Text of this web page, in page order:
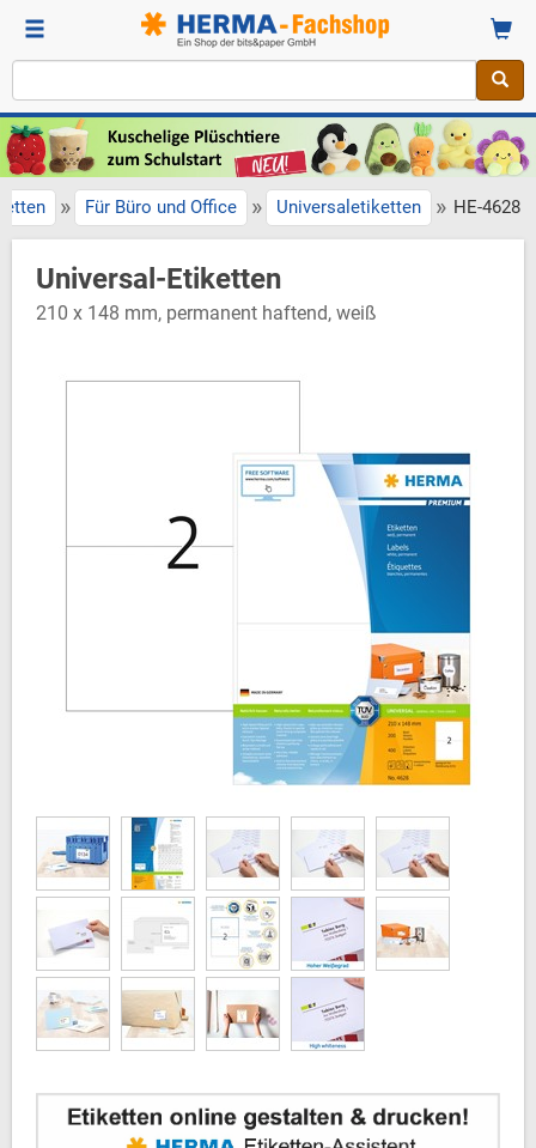
» Für Büro und Office » Universaletiketten » HE-4628
Universal-Etiketten
210 x 148 mm, permanent haftend, weiß